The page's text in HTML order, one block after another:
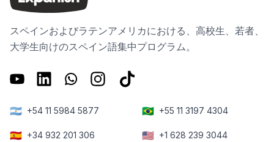
スペインおよびラテンアメリカにおける、高校生、若者、
大学生向けのスペイン語集中プログラム。
🇦🇷 +54 11 5984 5877 🇧🇷 +55 11 3197 4304
🇪🇸 +34 932 201 306 🇺🇸 +1 628 239 3044